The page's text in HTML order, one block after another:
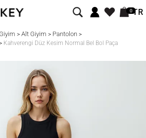
0TR
> Alt Giyim > Pantolon>
Kahverengi Düz Kesim Normal Bel Bol Paça